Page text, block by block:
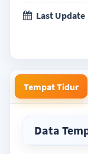
Last Update
Tempat Tidur
Data